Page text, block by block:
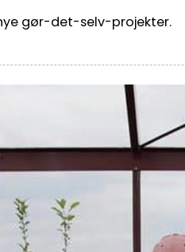
gør-det-selv-projekter.